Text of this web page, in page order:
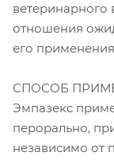
ветеринарного
отношения
его
СПОСОБ
Эмпазекс
перорально,
независимо от